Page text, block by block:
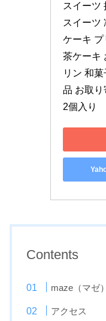
スイーツ
スイーツ
ケーキ プ
茶ケーキ
リン 和
品 お取り
2個入り
Contents
maze（マゼ
アクセス